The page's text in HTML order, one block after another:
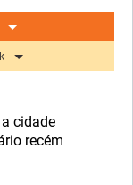
cidade
recém